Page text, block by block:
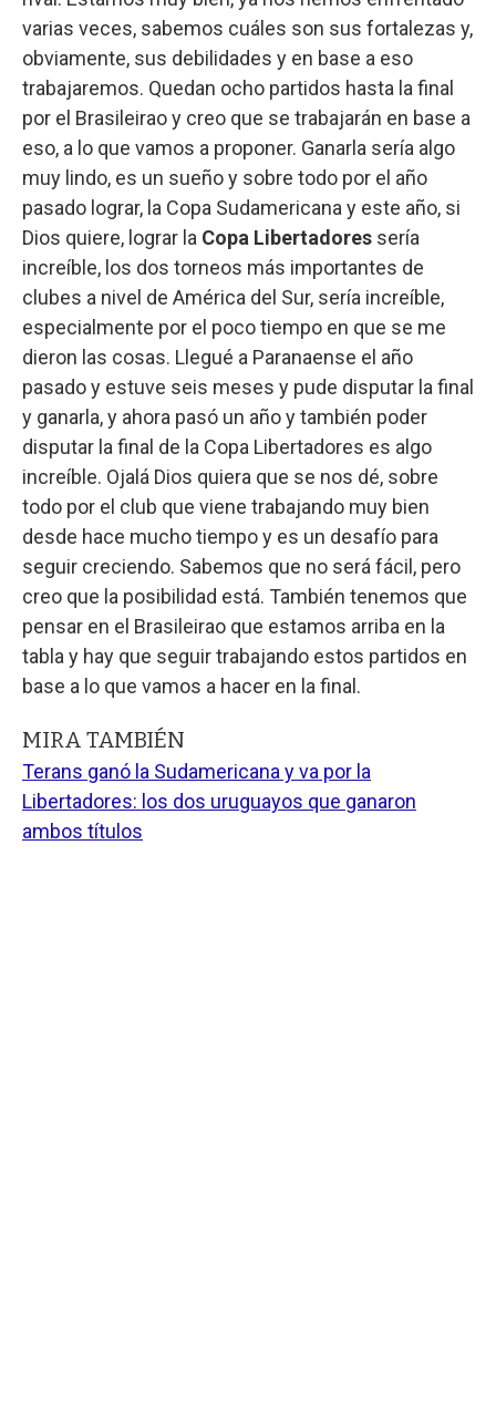
varias veces, sabemos cuáles son sus fortalezas y,
obviamente, sus debilidades y en base a eso
trabajaremos. Quedan ocho partidos hasta la final
por el Brasileirao y creo que se trabajarán en base a
eso, a lo que vamos a proponer. Ganarla sería algo
muy lindo, es un sueño y sobre todo por el año
pasado lograr, la Copa Sudamericana y este año, si
Dios quiere, lograr la Copa Libertadores sería
increíble, los dos torneos más importantes de
clubes a nivel de América del Sur, sería increíble,
especialmente por el poco tiempo en que se me
dieron las cosas. Llegué a Paranaense el año
pasado y estuve seis meses y pude disputar la final
y ganarla, y ahora pasó un año y también poder
disputar la final de la Copa Libertadores es algo
increíble. Ojalá Dios quiera que se nos dé, sobre
todo por el club que viene trabajando muy bien
desde hace mucho tiempo y es un desafío para
seguir creciendo. Sabemos que no será fácil, pero
creo que la posibilidad está. También tenemos que
pensar en el Brasileirao que estamos arriba en la
tabla y hay que seguir trabajando estos partidos en
base a lo que vamos a hacer en la final.
MIRA TAMBIÉN
Terans ganó la Sudamericana y va por la
Libertadores: los dos uruguayos que ganaron
ambos títulos